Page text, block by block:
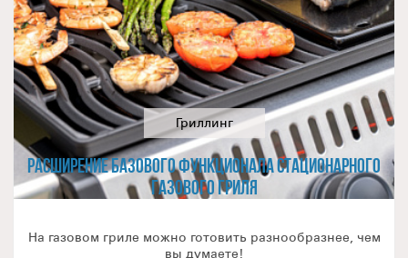
Качество грилей NAPOLEON®
серии ROGUE подтверждается внушительной гарантией.
Этот гриль будет надёжно служить вам десятки лет, а не
несколько сезонов!
Если у вас остались вопросы по данной модели или
другой продукции из линейки NAPOLEON®, обращайтесь к
нашим официальным партнёрам в вашем регионе!
Гриллинг
РАСШИРЕНИЕ БАЗОВОГО ФУНКЦИОНАЛА СТАЦИОНАРНОГО
ГАЗОВОГО ГРИЛЯ
На газовом гриле можно готовить разнообразнее, чем
вы думаете!